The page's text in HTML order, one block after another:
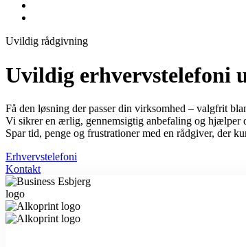
Uvildig rådgivning
Uvildig erhvervstelefoni
Få den løsning der passer din virksomhed – valgfrit
Vi sikrer en ærlig, gennemsigtig anbefaling og hjælper
Spar tid, penge og frustrationer med en rådgiver, der
Erhvervstelefoni
Kontakt